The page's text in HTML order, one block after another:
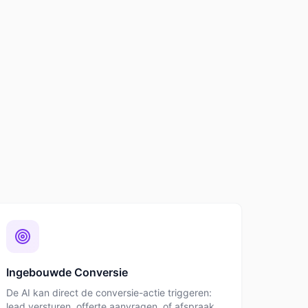
Ingebouwde Conversie
De AI kan direct de conversie-actie triggeren: